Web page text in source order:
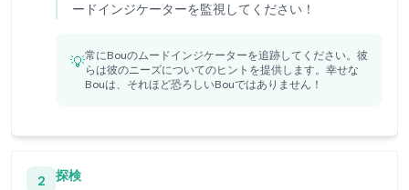
ードインジケーターを監視してください！
💡常にBouのムードインジケーターを追跡してください。彼
らは彼のニーズについてのヒントを提供します。幸せな
Bouは、それほど恐ろしいBouではありません！
2
探検